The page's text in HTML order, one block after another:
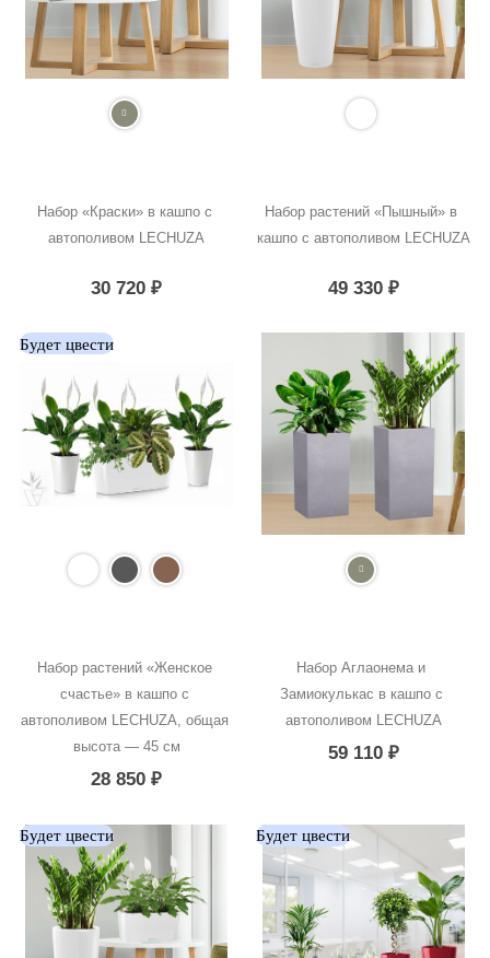
Набор «Краски» в кашпо с
автополивом LECHUZA
30 720₽
Набор растений «Пышный» в
кашпо с автополивом LECHUZA
49 330 ₽
Будет цвести
Набор растений «Женское
счастье» в кашпо с
автополивом LECHUZA, общая
высота — 45 см
28 850₽
Набор Аглаонема и
Замиокулькас в кашпо с
автополивом LECHUZA
59 110 ₽
Будет цвести Будет цвести